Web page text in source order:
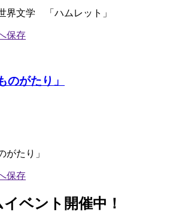
界文学 「ハムレット」
のがたり」
がたり」
ベント開催中！